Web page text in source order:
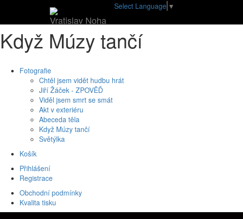
Vratislav Noha
Select Language ▼
Když Múzy tančí
Když Múzy tančí
Fotografie
Chtěl jsem vidět hudbu hrát
Jiří Žáček - ZPOVĚĎ
Viděl jsem smrt se smát
Akt v exteriéru
Abeceda těla
Když Múzy tančí
Světýlka
Košík
Přihlášení
Registrace
Obchodní podmínky
Kvalita tisku